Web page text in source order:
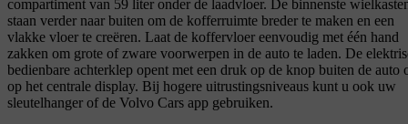
compartiment van 59 liter onder de laadvloer. De binnenste
staan verder naar buiten om de kofferruimte breder te maken en een
vlakke vloer te creëren. Laat de koffervloer eenvoudig met één hand
zakken om grote of zware voorwerpen in de auto te laden. De
bedienbare achterklep opent met een druk op de knop buiten de auto
op het centrale display. Bij hogere uitrustingsniveaus kunt u ook uw
sleutelhanger of de Volvo Cars app gebruiken.